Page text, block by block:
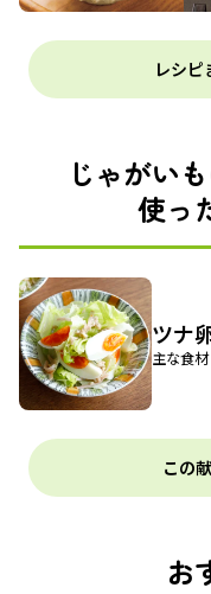
レシピ
じゃがい
使っ
ツナ
主な食
この
お